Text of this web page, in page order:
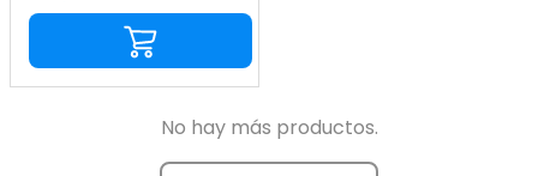
No hay más productos.